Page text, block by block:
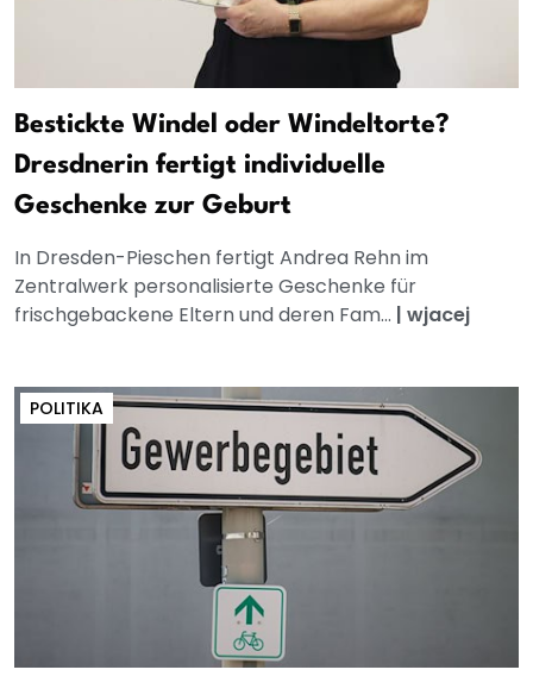
Bestickte Windel oder Windeltorte?
Dresdnerin fertigt individuelle
Geschenke zur Geburt
In Dresden-Pieschen fertigt Andrea Rehn im
Zentralwerk personalisierte Geschenke für
frischgebackene Eltern und deren Fam... | wjacej
POLITIKA